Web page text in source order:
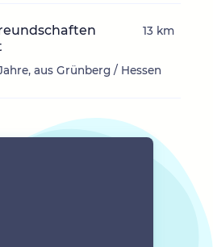
aus Grünberg / Hessen
13 km